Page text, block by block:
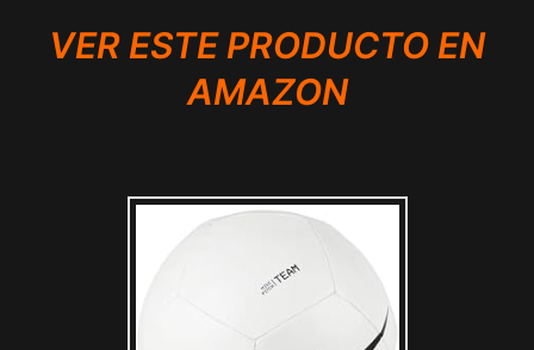
VER ESTE PRODUCTO EN
AMAZON